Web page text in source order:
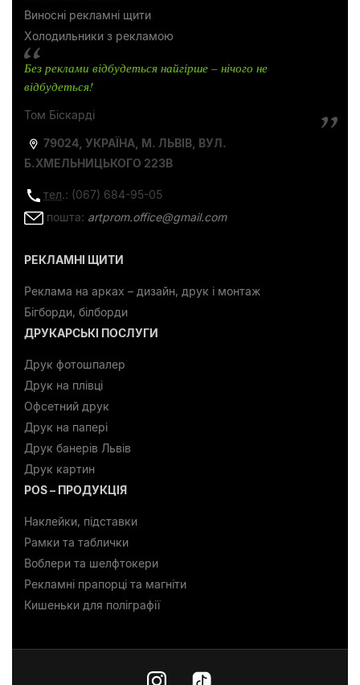
Виносні рекламні щити
Холодильники з рекламою
Без реклами відбудеться найгірше – нічого не
відбудеться!
Том Біскарді
79024, УКРАЇНА, М. ЛЬВІВ, ВУЛ.
Б.ХМЕЛЬНИЦЬКОГО 223В
тел.: (067) 684-95-05
пошта: artprom.office@gmail.com
РЕКЛАМНІ ЩИТИ
Реклама на арках – дизайн, друк і монтаж
Бігборди, білборди
ДРУКАРСЬКІ ПОСЛУГИ
Друк фотошпалер
Друк на плівці
Офсетний друк
Друк на папері
Друк банерів Львів
Друк картин
POS – ПРОДУКЦІЯ
Наклейки, підставки
Рамки та таблички
Воблери та шелфтокери
Рекламні прапорці та магніти
Кишеньки для поліграфії